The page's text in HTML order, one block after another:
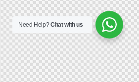
Need Help?Chat with us